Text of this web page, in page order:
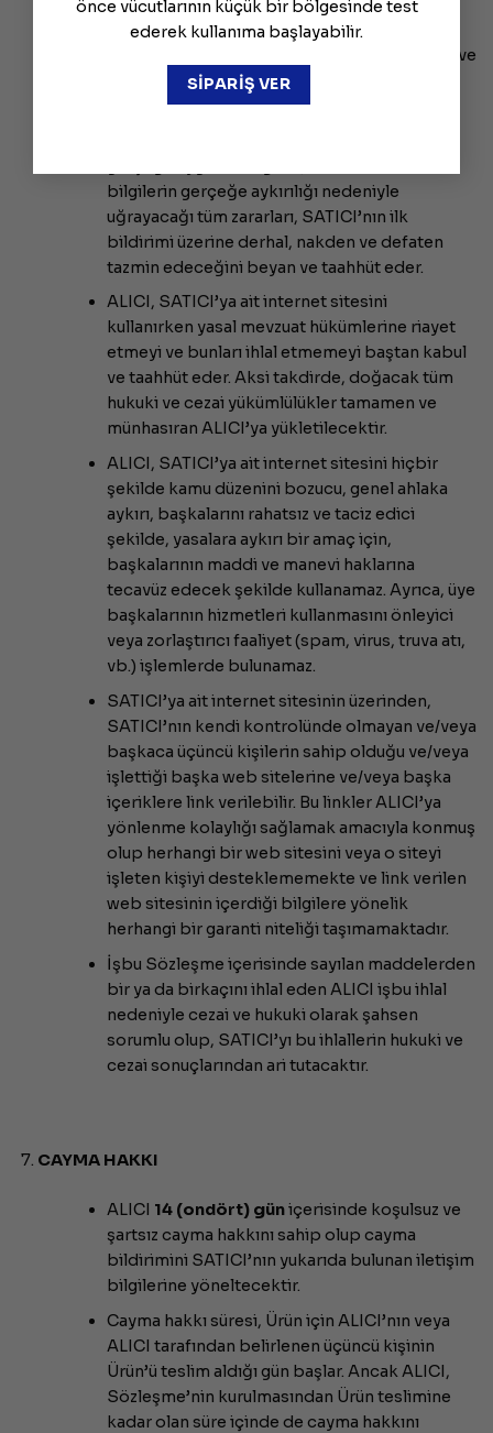
önce vücutlarının küçük bir bölgesinde test
ederek kullanıma başlayabilir.
SİPARİŞ VER
ambalajı yırtılmış vb. hasarlı ve ayıplı
mal/hizmeti kargo şirketinden teslim
almayacaktır. Teslim alınan emtianın hasarsız ve
sağlam olduğu kabul edilecektir.
bilgilerin gerçeğe aykırılığı nedeniyle
uğrayacağı tüm zararları, SATICI’nın ilk
bildirimi üzerine derhal, nakden ve defaten
tazmin edeceğini beyan ve taahhüt eder.
ALICI, SATICI’ya ait internet sitesini
kullanırken yasal mevzuat hükümlerine riayet
etmeyi ve bunları ihlal etmemeyi baştan kabul
ve taahhüt eder. Aksi takdirde, doğacak tüm
hukuki ve cezai yükümlülükler tamamen ve
münhasıran ALICI’ya yükletilecektir.
ALICI, SATICI’ya ait internet sitesini hiçbir
şekilde kamu düzenini bozucu, genel ahlaka
aykırı, başkalarını rahatsız ve taciz edici
şekilde, yasalara aykırı bir amaç için,
başkalarının maddi ve manevi haklarına
tecavüz edecek şekilde kullanamaz. Ayrıca, üye
başkalarının hizmetleri kullanmasını önleyici
veya zorlaştırıcı faaliyet (spam, virus, truva atı,
vb.) işlemlerde bulunamaz.
SATICI’ya ait internet sitesinin üzerinden,
SATICI’nın kendi kontrolünde olmayan ve/veya
başkaca üçüncü kişilerin sahip olduğu ve/veya
işlettiği başka web sitelerine ve/veya başka
içeriklere link verilebilir. Bu linkler ALICI’ya
yönlenme kolaylığı sağlamak amacıyla konmuş
olup herhangi bir web sitesini veya o siteyi
işleten kişiyi desteklememekte ve link verilen
web sitesinin içerdiği bilgilere yönelik
herhangi bir garanti niteliği taşımamaktadır.
İşbu Sözleşme içerisinde sayılan maddelerden
bir ya da birkaçını ihlal eden ALICI işbu ihlal
nedeniyle cezai ve hukuki olarak şahsen
sorumlu olup, SATICI’yı bu ihlallerin hukuki ve
cezai sonuçlarından ari tutacaktır.
CAYMA HAKKI
ALICI 14 (ondört) güniçerisinde koşulsuz ve
şartsız cayma hakkını sahip olup cayma
bildirimini SATICI’nın yukarıda bulunan iletişim
bilgilerine yöneltecektir.
Cayma hakkı süresi, Ürün için ALICI’nın veya
ALICI tarafından belirlenen üçüncü kişinin
Ürün’ü teslim aldığı gün başlar. Ancak ALICI,
Sözleşme’nin kurulmasından Ürün teslimine
kadar olan süre içinde de cayma hakkını